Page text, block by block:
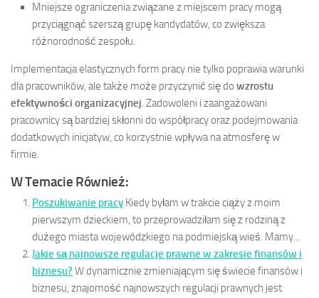
Mniejsze ograniczenia związane z miejscem pracy mogą
przyciągnąć szerszą grupę kandydatów, co zwiększa
różnorodność zespołu.
Implementacja elastycznych form pracy nie tylko poprawia warunki
dla pracowników, ale także może przyczynić się do wzrostu
efektywności organizacyjnej. Zadowoleni i zaangażowani
pracownicy są bardziej skłonni do współpracy oraz podejmowania
dodatkowych inicjatyw, co korzystnie wpływa na atmosferę w
firmie.
W Temacie Również:
Poszukiwanie pracy Kiedy byłam w trakcie ciąży z moim
pierwszym dzieckiem, to przeprowadziłam się z rodziną z
dużego miasta wojewódzkiego na podmiejską wieś. Mamy...
Jakie są najnowsze regulacje prawne w zakresie finansów i
biznesu? W dynamicznie zmieniającym się świecie finansów i
biznesu, znajomość najnowszych regulacji prawnych jest